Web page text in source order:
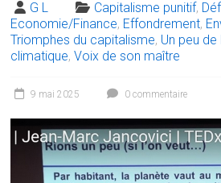
G L Capitalisme punitif,
Economie/Finance, Effondrement,
Triomphes du capitalisme, Un peu
climatique,Voix de son maître
9 mai 2025 0 commentaire